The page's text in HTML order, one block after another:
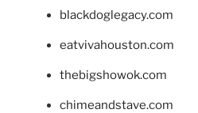
blackdoglegacy.com
eatvivahouston.com
thebigshowok.com
chimeandstave.com